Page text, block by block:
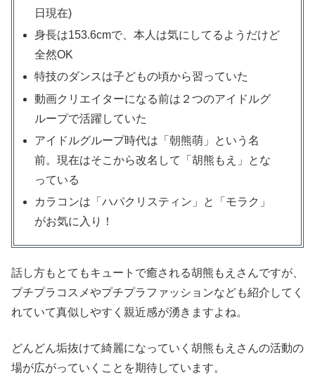
日現在)
身長は153.6cmで、本人は気にしてるようだけど
全然OK
特技のダンスは子どもの頃から習っていた
動画クリエイターになる前は２つのアイドルグ
ループで活躍していた
アイドルグループ時代は「朝熊萌」という名
前。現在はそこから改名して「胡熊もえ」とな
っている
カラコンは「ハパクリスティン」と「モラク」
がお気に入り！
話し方もとてもキュートで癒される胡熊もえさんですが、
プチプラコスメやプチプラファッションなども紹介してく
れていて真似しやすく親近感が湧きますよね。
どんどん垢抜けて綺麗になっていく胡熊もえさんの活動の
場が広がっていくことを期待しています。